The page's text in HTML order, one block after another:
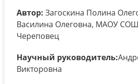
Автор: Загоскина Полина
Василина Олеговна, МАОУ
Череповец
Научный руководитель:
Викторовна